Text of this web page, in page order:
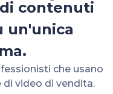
contenuti
un'unica
che usano
video di vendita.